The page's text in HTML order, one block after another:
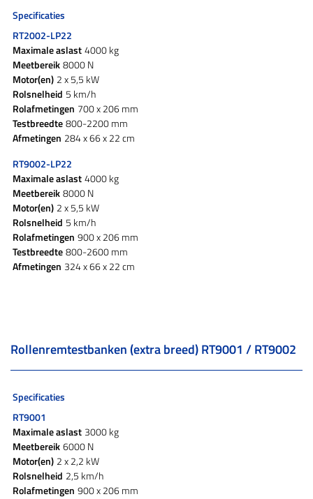
Specificaties
RT2002-LP22
Maximale aslast4000 kg
Meetbereik8000 N
Motor(en) 2 x 5,5 kW
Rolsnelheid 5 km/h
Rolafmetingen 700 x 206 mm
Testbreedte800-2200 mm
Afmetingen 284 x 66 x 22 cm
RT9002-LP22
Maximale aslast4000 kg
Meetbereik8000 N
Motor(en) 2 x 5,5 kW
Rolsnelheid 5 km/h
Rolafmetingen 900 x 206 mm
Testbreedte800-2600 mm
Afmetingen 324 x 66 x 22 cm
Rollenremtestbanken (extra breed) RT9001 / RT9002
Specificaties
RT9001
Maximale aslast 3000 kg
Meetbereik6000 N
Motor(en) 2 x 2,2 kW
Rolsnelheid 2,5 km/h
Rolafmetingen 900 x 206 mm